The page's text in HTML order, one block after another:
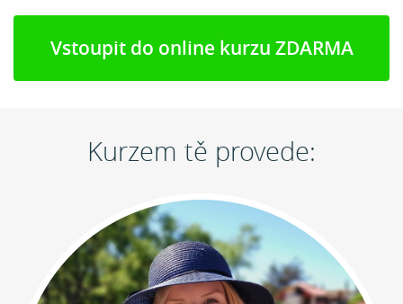
Vstoupit do online kurzu ZDARMA
Kurzem tě provede: